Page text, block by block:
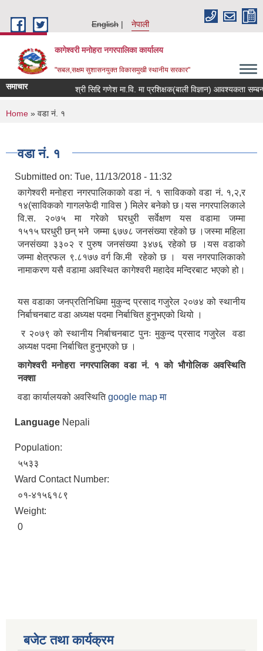
English
नेपाली
कागेश्वरी मनोहरा नगरपालिका कार्यालय
"सबल,सक्षम सुशासनयुक्त विकासमुखी स्थानीय सरकार"
समाचार श्री सिद्दि गणेश मा.वि. मा प्रशिक्षक(बाली विज्ञान) आवश्यकता सम्बन्धी
You are here
Home » वडा नं. १
वडा नं. १
Submitted on: Tue, 11/13/2018 - 11:32
कागेश्वरी मनोहरा नगरपालिकाको वडा नं. १ साविकको वडा नं. १,२,र
१४(साविकको गागलफेदी गाविस ) मिलेर बनेको छ।यस नगरपालिकाले
वि.स. २०७५ मा गरेको घरधुरी सर्वेक्षण यस वडामा जम्मा
१५१५ घरधुरी छन् भने जम्मा ६७७८ जनसंख्या रहेको छ ।जस्मा महिला
जनसंख्या ३३०२ र पुरुष जनसंख्या ३४७६ रहेको छ ।यस वडाको
जम्मा क्षेत्रफल ९.८१७७ वर्ग कि.मी रहेको छ । यस नगरपालिकाको
नामाकरण यसै वडामा अवस्थित कागेश्वरी महादेव मन्दिरबाट भएको हो।
यस वडाका जनप्रतिनिधिमा मुकुन्द प्रसाद गजुरेल २०७४ को स्थानीय
निर्बाचनबाट वडा अध्यक्ष पदमा निर्बाचित हुनुभएको थियो ।
र २०७९ को स्थानीय निर्बाचनबाट पुनः मुकुन्द प्रसाद गजुरेल वडा
अध्यक्ष पदमा निर्बाचित हुनुभएको छ ।
कागेश्वरी मनोहरा नगरपालिका वडा नं. १ को भौगोलिक अवस्थिति
नक्शा
वडा कार्यालयको अवस्थितिgoogle map मा
Language Nepali
Population:
५५३३
Ward Contact Number:
०१-४१५६१८९
Weight:
0
बजेट तथा कार्यक्रम